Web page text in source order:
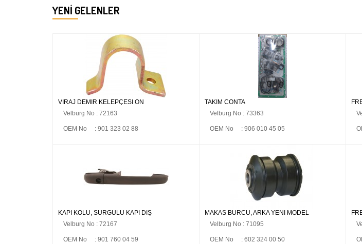
YENI GELENLER
VİRAJ DEMİR KELEPÇESİ ÖN
Velburg No : 72163
OEM No : 901 323 02 88
KAPI KOLU, SÜRGÜLÜ KAPI DIŞ
Velburg No : 72167
OEM No : 901 760 04 59
TAKIM CONTA
Velburg No : 73363
OEM No : 906 010 45 05
MAKAS BURCU, ARKA YENİ MODEL
Velburg No : 71095
OEM No : 602 324 00 50